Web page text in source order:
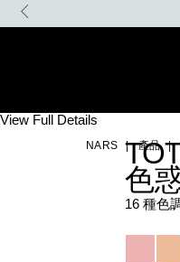
Skip
NARS 產品
Details
/zh/total-
Item
0194251147017_hk
View Full Details
色
16 種色
Variations